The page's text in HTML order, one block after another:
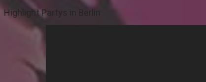
Highlight Partys in Berlin